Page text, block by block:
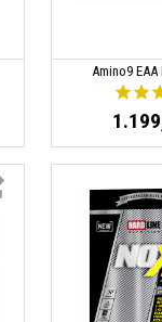
Amino9 EAA